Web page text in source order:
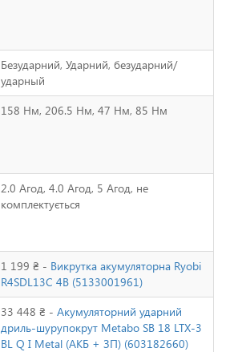
Безударний, Ударний, безударний/
ударный
158 Нм, 206.5 Нм, 47 Нм, 85 Нм
2.0 Агод, 4.0 Агод, 5 Агод, не
комплектується
1 199 ₴ - Викрутка акумуляторна Ryobi
R4SDL13C 4В (5133001961)
33 448 ₴ - Акумуляторний ударний
дриль-шурупокрут Metabo SB 18 LTX-3
BL Q I Metal (АКБ + ЗП) (603182660)